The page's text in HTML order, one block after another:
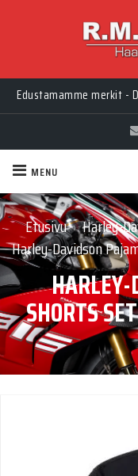
Edustamamme merkit -
MENU
Etusivu › Harley-
Harley-Davidson
SHORTS